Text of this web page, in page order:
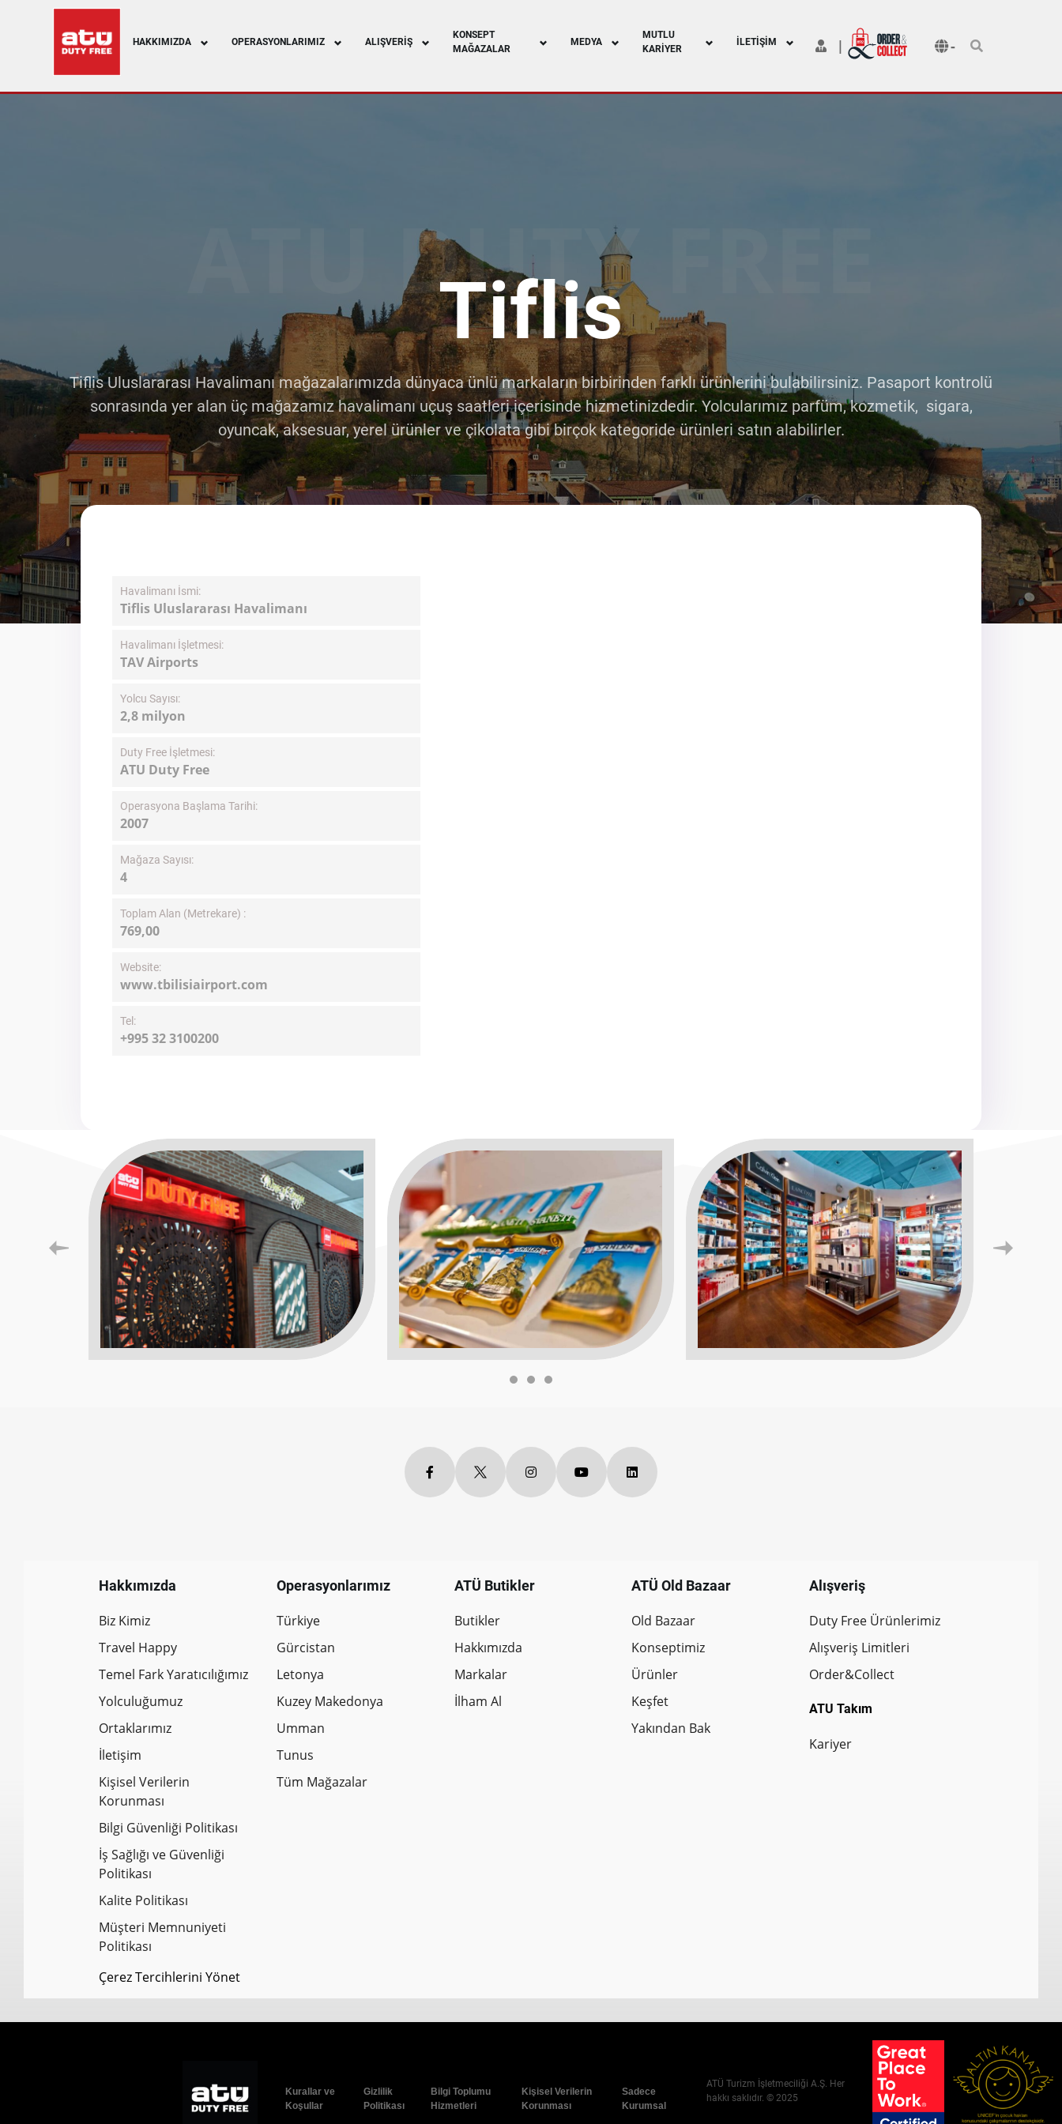
HAKKIMIZDA OPERASYONLARIMIZ ALIŞVERIŞ
KONSEPT
MAĞAZALAR
MEDYA
MUTLU
KARIYER
İLETIŞIM | -
ATU DUTY FREE
Tiflis
Tiflis Uluslararası Havalimanı mağazalarımızda dünyaca ünlü markaların birbirinden farklı ürünlerini bulabilirsiniz. Pasaport kontrolü
sonrasında yer alan üç mağazamız havalimanı uçuş saatleri içerisinde hizmetinizdedir. Yolcularımız parfüm, kozmetik, sigara,
oyuncak, aksesuar, yerel ürünler ve çikolata gibi birçok kategoride ürünleri satın alabilirler.
Havalimanı İsmi:
Tiflis Uluslararası Havalimanı
Havalimanı İşletmesi:
TAV Airports
Yolcu Sayısı:
2,8 milyon
Duty Free İşletmesi:
ATU Duty Free
Operasyona Başlama Tarihi:
2007
Mağaza Sayısı:
4
Toplam Alan (Metrekare) :
769,00
Website:
www.tbilisiairport.com
Tel:
+995 32 3100200
Hakkımızda
Biz Kimiz
Travel Happy
Temel Fark Yaratıcılığımız
Yolculuğumuz
Ortaklarımız
İletişim
Kişisel Verilerin
Korunması
Bilgi Güvenliği Politikası
İş Sağlığı ve Güvenliği
Politikası
Kalite Politikası
Müşteri Memnuniyeti
Politikası
Çerez Tercihlerini Yönet
Operasyonlarımız
Türkiye
Gürcistan
Letonya
Kuzey Makedonya
Umman
Tunus
Tüm Mağazalar
ATÜ Butikler
Butikler
Hakkımızda
Markalar
İlham Al
ATÜ Old Bazaar
Old Bazaar
Konseptimiz
Ürünler
Keşfet
Yakından Bak
Alışveriş
Duty Free Ürünlerimiz
Alışveriş Limitleri
Order&Collect
ATU Takım
Kariyer
Kurallar ve
Koşullar
Gizlilik
Politikası
Bilgi Toplumu
Hizmetleri
Kişisel Verilerin
Korunması
Sadece
Kurumsal
ATÜ Turizm İşletmeciliği A.Ş. Her
hakkı saklıdır. © 2025